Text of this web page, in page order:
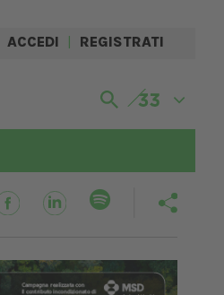
ACCEDI | REGISTRATI